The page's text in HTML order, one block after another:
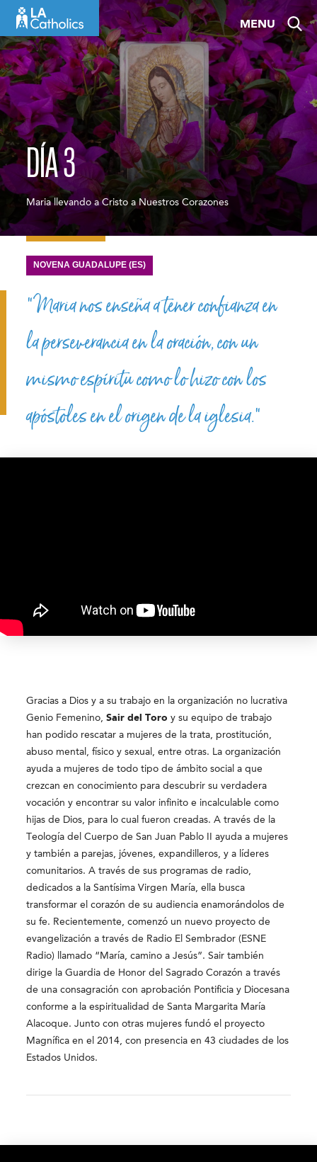
content
MENU
DÍA 3
Maria llevando a Cristo a Nuestros Corazones
NOVENA GUADALUPE (ES)
“Maria nos enseña a tener confianza en
la perseverancia en la oración, con un
mismo espíritu como lo hizo con los
apóstoles en el origen de la iglesia.”
Gracias a Dios y a su trabajo en la organización no lucrativa
Genio Femenino,Sair del Toro y su equipo de trabajo
han podido rescatar a mujeres de la trata, prostitución,
abuso mental, físico y sexual, entre otras. La organización
ayuda a mujeres de todo tipo de ámbito social a que
crezcan en conocimiento para descubrir su verdadera
vocación y encontrar su valor infinito e incalculable como
hijas de Dios, para lo cual fueron creadas. A través de la
Teología del Cuerpo de San Juan Pablo II ayuda a mujeres
y también a parejas, jóvenes, expandilleros, y a líderes
comunitarios. A través de sus programas de radio,
dedicados a la Santísima Virgen María, ella busca
transformar el corazón de su audiencia enamorándolos de
su fe. Recientemente, comenzó un nuevo proyecto de
evangelización a través de Radio El Sembrador (ESNE
Radio) llamado “María, camino a Jesús”. Sair también
dirige la Guardia de Honor del Sagrado Corazón a través
de una consagración con aprobación Pontificia y Diocesana
conforme a la espiritualidad de Santa Margarita María
Alacoque. Junto con otras mujeres fundó el proyecto
Magnífica en el 2014, con presencia en 43 ciudades de los
Estados Unidos.